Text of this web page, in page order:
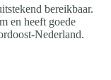
bereikbaar.
en heeft goede
Nederland.